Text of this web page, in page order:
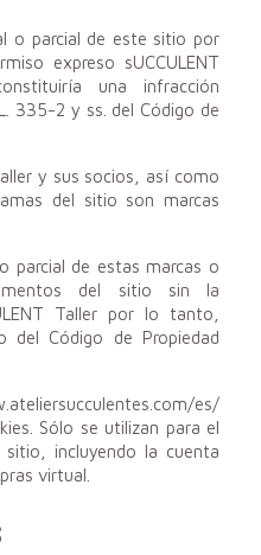
o parcial de este sitio por
expreso sUCCULENT
una infracción
335-2 y ss. del Código de
y sus socios, así como
del sitio son marcas
parcial de estas marcas o
del sitio sin la
Taller por lo tanto,
del Código de Propiedad
es/
Sólo se utilizan para el
incluyendo la cuenta
virtual.